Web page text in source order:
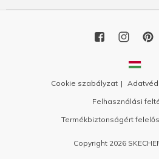
Cookie szabályzat
Felhasználási
Termékbiztonságért
Copyright 2026